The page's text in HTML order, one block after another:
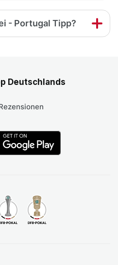
- Portugal Tipp?
Deutschlands